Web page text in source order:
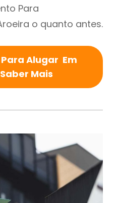
Para
o quanto antes.
Alugar Em
Mais